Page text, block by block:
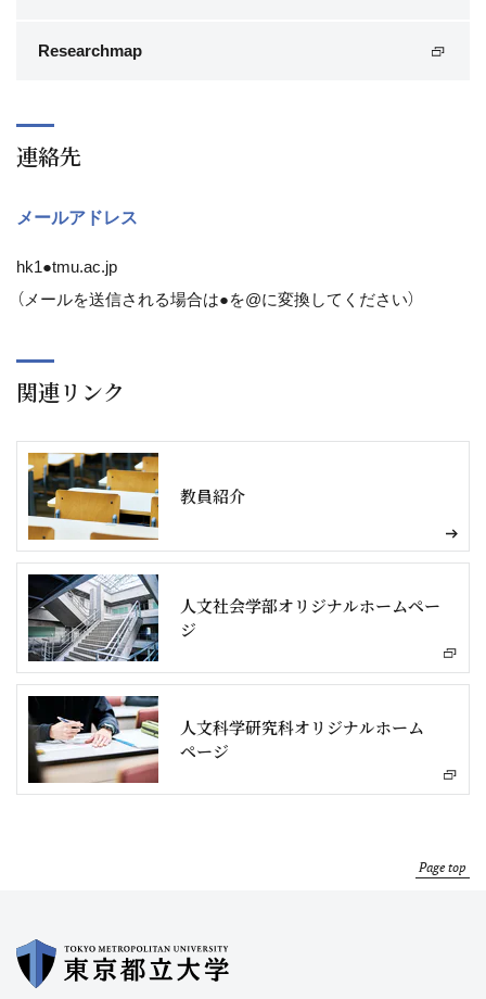
Researchmap
連絡先
メールアドレス
hk1●tmu.ac.jp
（メールを送信される場合は●を@に変換してください）
関連リンク
教員紹介
人文社会学部オリジナルホームペー
ジ
人文科学研究科オリジナルホーム
ページ
Page top